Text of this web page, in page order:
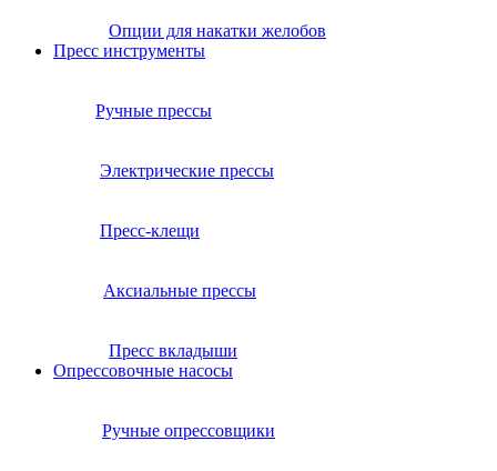
Опции для накатки желобов
Пресс инструменты
Ручные прессы
Электрические прессы
Пресс-клещи
Аксиальные прессы
Пресс вкладыши
Опрессовочные насосы
Ручные опрессовщики